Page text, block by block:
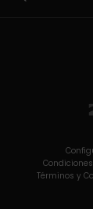
Términos y